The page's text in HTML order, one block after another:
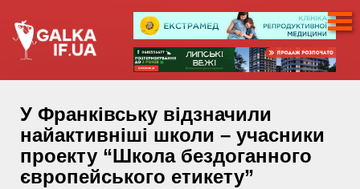
У Франківську відзначили
найактивніші школи – учасники
проекту “Школа бездоганного
європейського етикету”